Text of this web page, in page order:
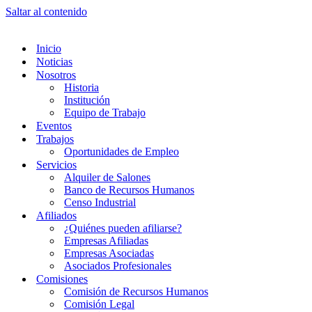
Saltar al contenido
Inicio
Noticias
Nosotros
Historia
Institución
Equipo de Trabajo
Eventos
Trabajos
Oportunidades de Empleo
Servicios
Alquiler de Salones
Banco de Recursos Humanos
Censo Industrial
Afiliados
¿Quiénes pueden afiliarse?
Empresas Afiliadas
Empresas Asociadas
Asociados Profesionales
Comisiones
Comisión de Recursos Humanos
Comisión Legal